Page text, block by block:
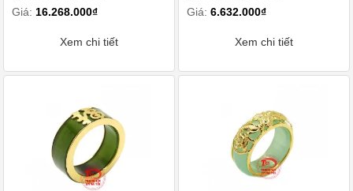
Giá: 16.268.000₫
Xem chi tiết
Giá: 6.632.000₫
Xem chi tiết